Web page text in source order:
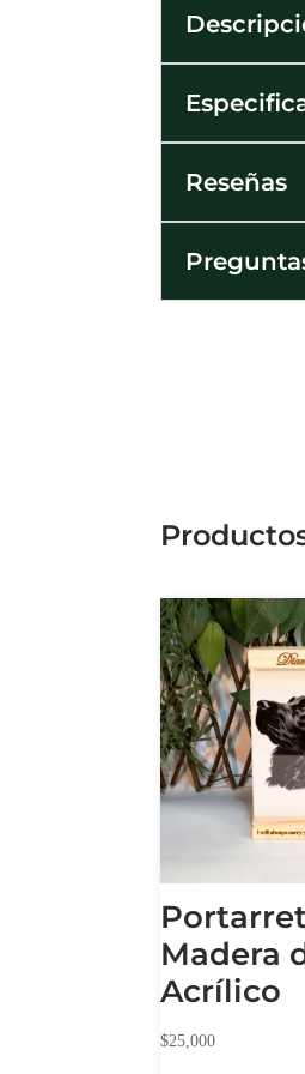
Reseñas
Madera
Acrílico
$25,000